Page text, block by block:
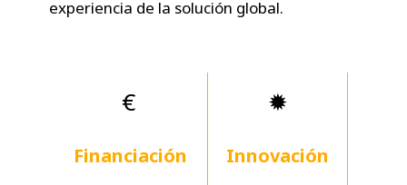
experiencia de la solución global.
€
Financiación
✹
Innovación